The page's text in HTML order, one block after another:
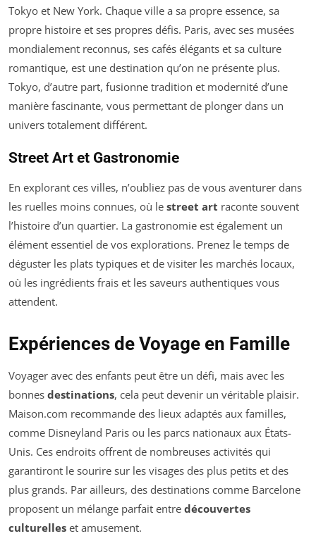
Tokyo et New York. Chaque ville a sa propre essence, sa
propre histoire et ses propres défis. Paris, avec ses musées
mondialement reconnus, ses cafés élégants et sa culture
romantique, est une destination qu’on ne présente plus.
Tokyo, d’autre part, fusionne tradition et modernité d’une
manière fascinante, vous permettant de plonger dans un
univers totalement différent.
Street Art et Gastronomie
En explorant ces villes, n’oubliez pas de vous aventurer dans
les ruelles moins connues, où le street art raconte souvent
l’histoire d’un quartier. La gastronomie est également un
élément essentiel de vos explorations. Prenez le temps de
déguster les plats typiques et de visiter les marchés locaux,
où les ingrédients frais et les saveurs authentiques vous
attendent.
Expériences de Voyage en Famille
Voyager avec des enfants peut être un défi, mais avec les
bonnes destinations, cela peut devenir un véritable plaisir.
Maison.com recommande des lieux adaptés aux familles,
comme Disneyland Paris ou les parcs nationaux aux États-
Unis. Ces endroits offrent de nombreuses activités qui
garantiront le sourire sur les visages des plus petits et des
plus grands. Par ailleurs, des destinations comme Barcelone
proposent un mélange parfait entre découvertes
culturelles et amusement.